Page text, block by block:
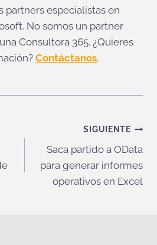
partners especialistas en
No somos un partner
Consultora 365. ¿Quieres
Contáctanos.
SIGUIENTE
Saca partido a OData
para generar informes
operativos en Excel